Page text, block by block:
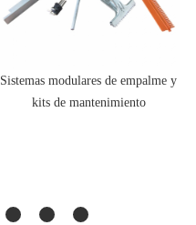
Sistemas modulares de empalme y
kits de mantenimiento